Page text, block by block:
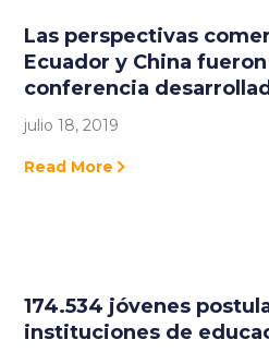
Las perspectivas
Ecuador y China
conferencia
julio 18, 2019
Read More
174.534 jóvenes
instituciones de